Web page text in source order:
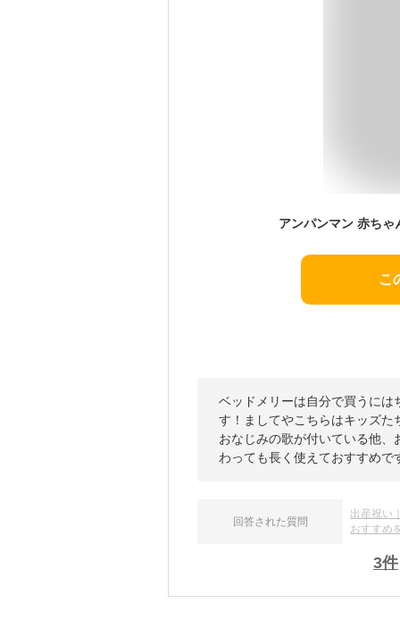
こ
ベッドメリーは自分で買うに
す！ましてやこちらはキッズ
おなじみの歌が付いている他
わっても長く使えておすすめで
回答された質問
出産祝い
おすすめ
3件